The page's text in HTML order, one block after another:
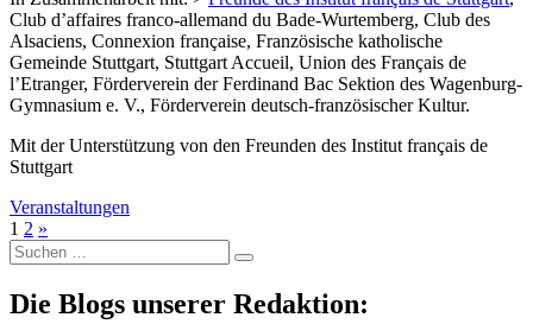
Club d’affaires franco-allemand du Bade-Wurtemberg, Club des
Alsaciens, Connexion française, Französische katholische
Gemeinde Stuttgart, Stuttgart Accueil, Union des Français de
l’Etranger, Förderverein der Ferdinand Bac Sektion des Wagenburg-
Gymnasium e. V., Förderverein deutsch-französischer Kultur.
Mit der Unterstützung von den Freunden des Institut français de
Stuttgart
Veranstaltungen
1 2 »
Suche
nach:
Die Blogs unserer Redaktion: